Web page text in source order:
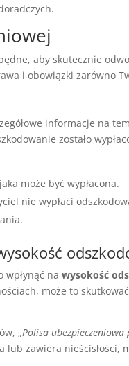
aby skutecznie
i obowiązki zarówno
informacje na
zostało
może być wypłacona.
nie wypłaci
wpłynąć nawysokość
może to
„Polisa
lub zawiera nieścisłości,